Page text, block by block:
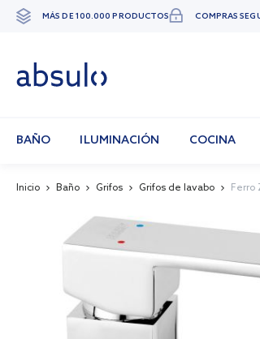
Ir
MÁS DE 100.000 PRODUCTOS COMPRAS
BAÑO ILUMINACIÓN COCINA
Inicio Baño Grifos Grifos de lavabo Ferro